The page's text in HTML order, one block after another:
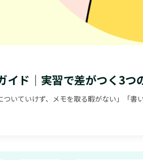
イド｜実習で差がつく3つ
いていけず、メモを取る暇がない」「書